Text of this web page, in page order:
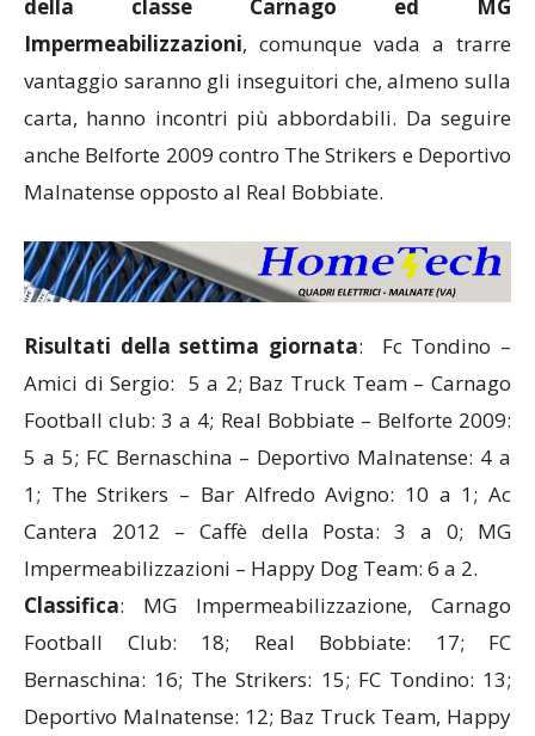
della classe Carnago ed MG
Impermeabilizzazioni, comunque vada a trarre
vantaggio saranno gli inseguitori che, almeno sulla
carta, hanno incontri più abbordabili. Da seguire
anche Belforte 2009 contro The Strikers e Deportivo
Malnatense opposto al Real Bobbiate.
Risultati della settima giornata: Fc Tondino –
Amici di Sergio: 5 a 2; Baz Truck Team – Carnago
Football club: 3 a 4; Real Bobbiate – Belforte 2009:
5 a 5; FC Bernaschina – Deportivo Malnatense: 4 a
1; The Strikers – Bar Alfredo Avigno: 10 a 1; Ac
Cantera 2012 – Caffè della Posta: 3 a 0; MG
Impermeabilizzazioni – Happy Dog Team: 6 a 2.
Classifica: MG Impermeabilizzazione, Carnago
Football Club: 18; Real Bobbiate: 17; FC
Bernaschina: 16; The Strikers: 15; FC Tondino: 13;
Deportivo Malnatense: 12; Baz Truck Team, Happy